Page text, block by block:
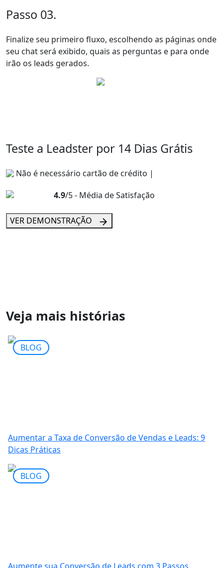
Passo 03.
Finalize seu primeiro fluxo, escolhendo as páginas onde
seu chat será exibido, quais as perguntas e para onde
irão os leads gerados.
Teste a Leadster por 14 Dias Grátis
Não é necessário cartão de crédito |
4.9/5 - Média de Satisfação
VER DEMONSTRAÇÃO
BLOG
Aumentar a Taxa de Conversão de Vendas e Leads: 9
Dicas Práticas
BLOG
Aumente sua Conversão de Leads com 3 Passos
Veja mais histórias